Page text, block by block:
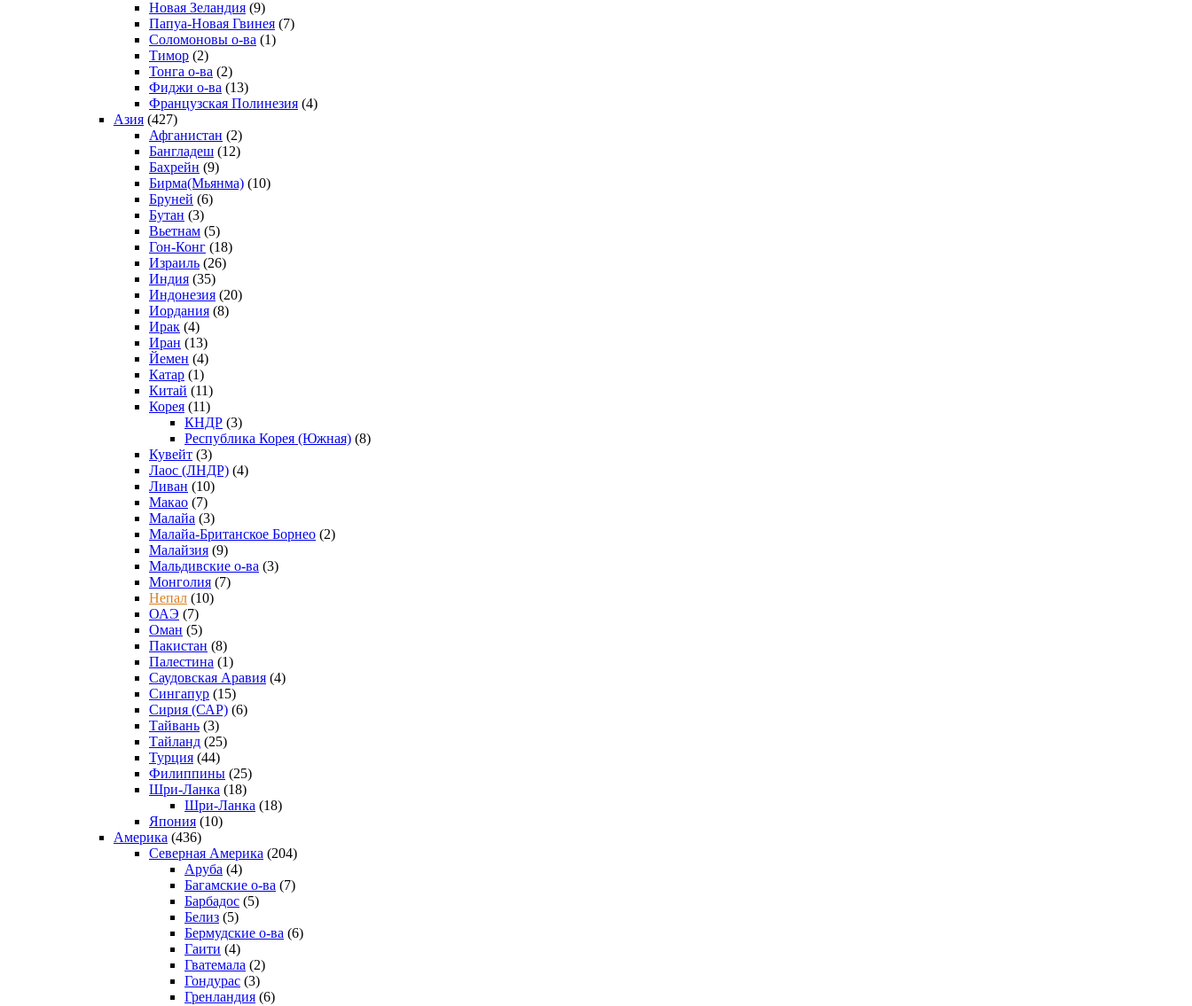
Новая Зеландия (9)
Папуа-Новая Гвинея (7)
Соломоновы о-ва (1)
Тимор (2)
Тонга о-ва (2)
Фиджи о-ва (13)
Французская Полинезия (4)
Азия (427)
Афганистан (2)
Бангладеш (12)
Бахрейн (9)
Бирма(Мьянма) (10)
Бруней (6)
Бутан (3)
Вьетнам (5)
Гон-Конг (18)
Израиль (26)
Индия (35)
Индонезия (20)
Иордания (8)
Ирак (4)
Иран (13)
Йемен (4)
Катар (1)
Китай (11)
Корея (11)
КНДР (3)
Республика Корея (Южная) (8)
Кувейт (3)
Лаос (ЛНДР) (4)
Ливан (10)
Макао (7)
Малайа (3)
Малайа-Британское Борнео (2)
Малайзия (9)
Мальдивские о-ва (3)
Монголия (7)
Непал (10)
ОАЭ (7)
Оман (5)
Пакистан (8)
Палестина (1)
Саудовская Аравия (4)
Сингапур (15)
Сирия (САР) (6)
Тайвань (3)
Тайланд (25)
Турция (44)
Филиппины (25)
Шри-Ланка (18)
Шри-Ланка (18)
Япония (10)
Америка (436)
Северная Америка (204)
Аруба (4)
Багамские о-ва (7)
Барбадос (5)
Белиз (5)
Бермудские о-ва (6)
Гаити (4)
Гватемала (2)
Гондурас (3)
Гренландия (6)